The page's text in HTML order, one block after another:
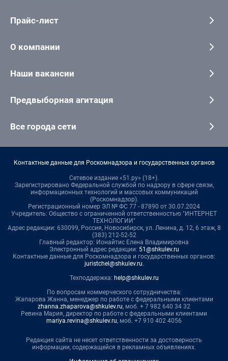
Прайс-лист
О компании
Наши вакансии
Предвыборная агитация
Все города сети
Контактные данные для Роскомнадзора и государственных органов
Сетевое издание «51.ру» (18+).
Зарегистрировано Федеральной службой по надзору в сфере связи,
информационных технологий и массовых коммуникаций
(Роскомнадзор).
Регистрационный номер ЭЛ № ФС 77 - 87890 от 30.07.2024
Учредитель: Общество с ограниченной ответственностью "ИНТЕРНЕТ
ТЕХНОЛОГИИ"
Адрес редакции: 630099, Россия, Новосибирск, ул. Ленина, д. 12, 6 этаж, 8
(383) 212-52-52
Главный редактор: Ионайтис Елена Владимировна
Электронный адрес редакции: 51@shkulev.ru
Контактные данные для Роскомнадзора и государственных органов:
juristchel@shkulev.ru.
Техподдержка: help@shkulev.ru
По вопросам коммерческого сотрудничества:
Жапарова Жанна, менеджер по работе с федеральными клиентами
zhanna.zhaparova@shkulev.ru, моб. + 7 982 640 34 32
Ревина Мария, директор по работе с федеральными клиентами
mariya.revina@shkulev.ru, моб. +7 910 402 4056
Редакция сайта не несет ответственности за достоверность
информации, содержащейся в рекламных объявлениях.